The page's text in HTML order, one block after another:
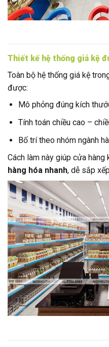
Thiết kế hệ thống giá kệ
Toàn bộ hệ thống giá kệ
được:
Mô phỏng đúng kích
Tính toán chiều cao –
Bố trí theo nhóm ngành
Cách làm này giúp cửa
hàng hóa nhanh, dễ sắp